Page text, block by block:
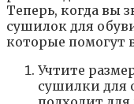
Теперь, когда вы
сушилок для
которые помогут
Учтите
сушилки для